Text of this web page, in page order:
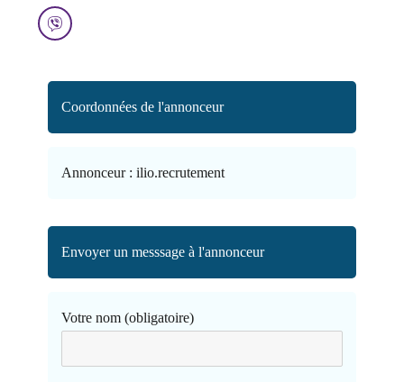
Coordonnées de l'annonceur
Annonceur : ilio.recrutement
Envoyer un messsage à l'annonceur
Votre nom (obligatoire)